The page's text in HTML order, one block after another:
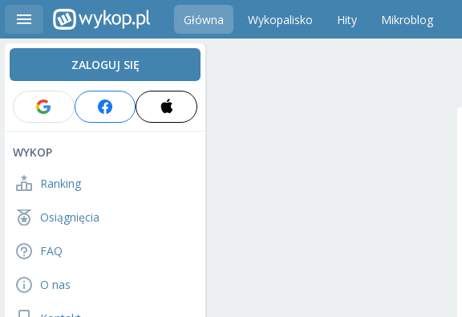
Główna Wykopalisko Hity Mikroblog
ZALOGUJ SIĘ
WYKOP
Ranking
Osiągnięcia
FAQ
O nas